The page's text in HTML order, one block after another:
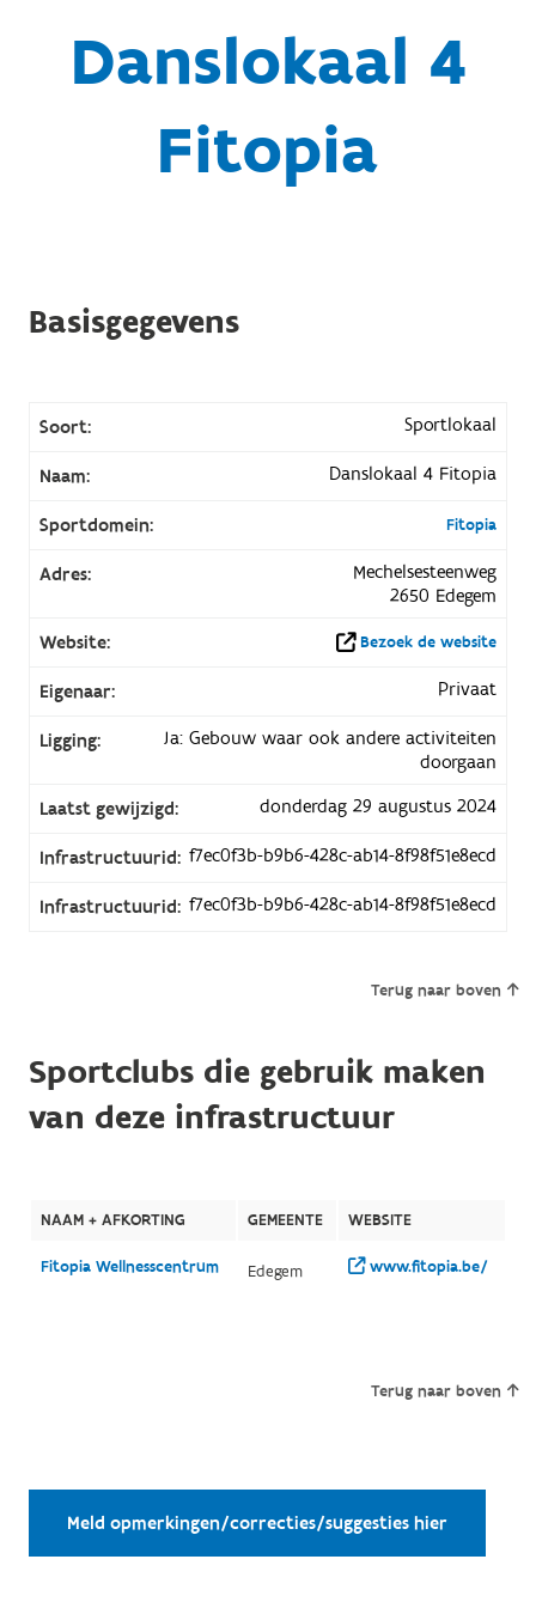
Danslokaal 4
Fitopia
Basisgegevens
Soort: Sportlokaal
Naam: Danslokaal 4 Fitopia
Sportdomein: Fitopia
Adres:
Mechelsesteenweg
2650 Edegem
Website:
Bezoek de website
Eigenaar: Privaat
Ligging:
Ja: Gebouw waar ook andere activiteiten
doorgaan
Laatst gewijzigd:
donderdag 29 augustus 2024
Infrastructuurid: f7ec0f3b-b9b6-428c-ab14-8f98f51e8ecd
Infrastructuurid: f7ec0f3b-b9b6-428c-ab14-8f98f51e8ecd
Terug naar boven
Sportclubs die gebruik maken
van deze infrastructuur
NAAM + AFKORTING GEMEENTE WEBSITE
Fitopia Wellnesscentrum Edegem www.fitopia.be/
Terug naar boven
Meld opmerkingen/correcties/suggesties hier